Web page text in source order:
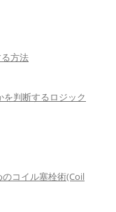
方法
判断するロジック
コイル塞栓術(Coil